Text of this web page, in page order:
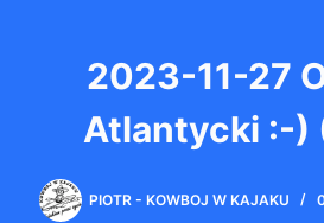
2023-11-27
Atlantycki :-)
PIOTR - KOWBOJ W KAJAKU